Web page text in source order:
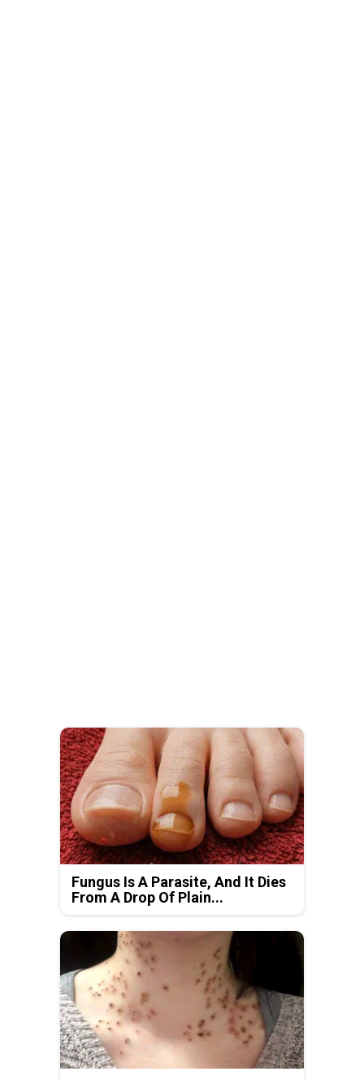
Fungus Is A Parasite, And It Dies
From A Drop Of Plain...